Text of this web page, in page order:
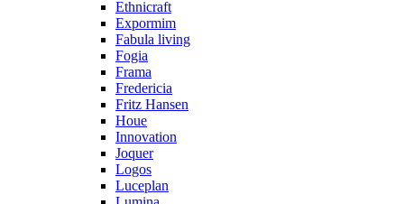
Ethnicraft
Expormim
Fabula living
Fogia
Frama
Fredericia
Fritz Hansen
Houe
Innovation
Joquer
Logos
Luceplan